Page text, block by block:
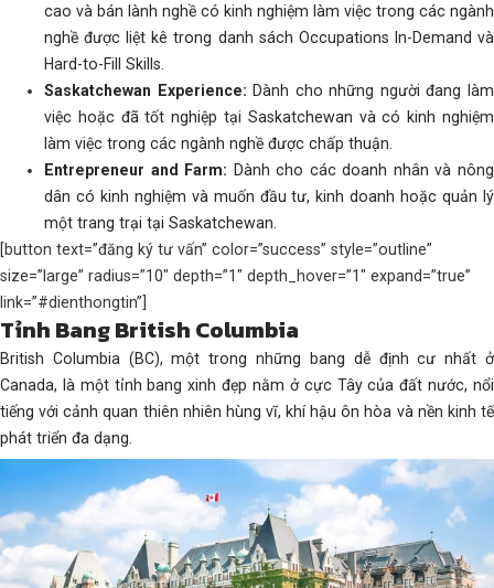
cao và bán lành nghề có kinh nghiệm làm việc trong các ngành
nghề được liệt kê trong danh sách Occupations In-Demand và
Hard-to-Fill Skills.
Saskatchewan Experience: Dành cho những người đang làm
việc hoặc đã tốt nghiệp tại Saskatchewan và có kinh nghiệm
làm việc trong các ngành nghề được chấp thuận.
Entrepreneur and Farm: Dành cho các doanh nhân và nông
dân có kinh nghiệm và muốn đầu tư, kinh doanh hoặc quản lý
một trang trại tại Saskatchewan.
[button text=”đăng ký tư vấn” color=”success” style=”outline”
size=”large” radius=”10″ depth=”1″ depth_hover=”1″ expand=”true”
link=”#dienthongtin”]
Tỉnh Bang British Columbia
British Columbia (BC), một trong những bang dễ định cư nhất ở
Canada, là một tỉnh bang xinh đẹp nằm ở cực Tây của đất nước, nổi
tiếng với cảnh quan thiên nhiên hùng vĩ, khí hậu ôn hòa và nền kinh tế
phát triển đa dạng.